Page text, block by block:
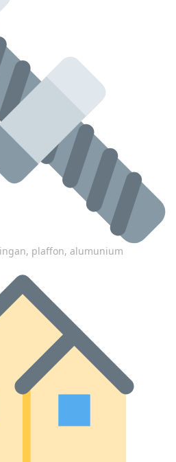
plaffon, alumunium